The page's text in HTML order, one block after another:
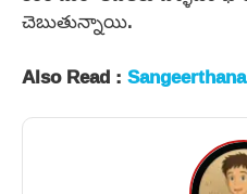
చెబుతున్నాయి.
Also Read :